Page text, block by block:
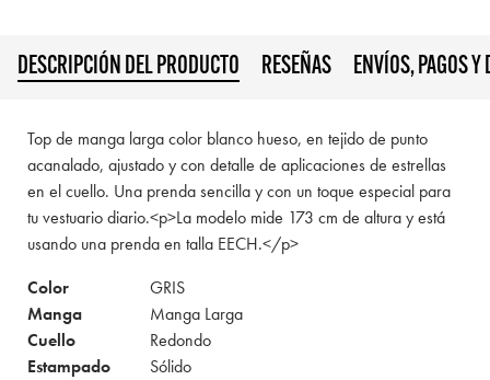
DESCRIPCIÓN DEL PRODUCTO RESEÑAS ENVÍOS, PAGOS Y
Top de manga larga color blanco hueso, en tejido de punto
acanalado, ajustado y con detalle de aplicaciones de estrellas
en el cuello. Una prenda sencilla y con un toque especial para
tu vestuario diario.<p>La modelo mide 173 cm de altura y está
usando una prenda en talla EECH.</p>
Color
GRIS
Manga
Manga Larga
Cuello
Redondo
Estampado
Sólido